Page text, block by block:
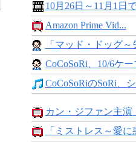
10月26日～11月1日
Amazon Prime Vid...
「マッド・ドッグ
CoCoSoRi、10/6ケー
CoCoSoRiのSoRi、
カン・ジファン主演
「ミストレス～愛